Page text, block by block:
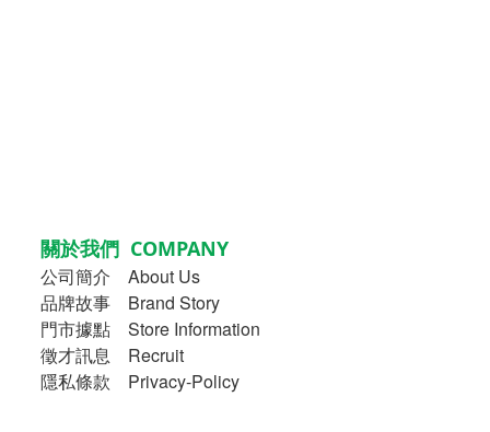
關於我們 COMPANY
公司簡介
About Us
品牌故事
Brand Story
門市據點 Store Information
徵才訊息 Recruit
隱私條款 Privacy-Policy